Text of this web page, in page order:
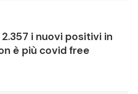
i nuovi positivi in
è più covid free